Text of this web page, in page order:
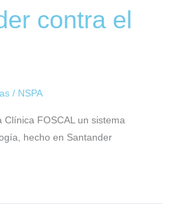
contra el
/ NSPA
Clínica FOSCAL un sistema
hecho en Santander